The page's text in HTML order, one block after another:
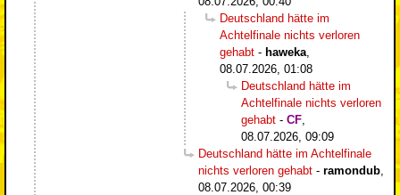
Deutschland hätte im
Achtelfinale nichts verloren
gehabt - haweka
08.07.2026, 01:08
Deutschland hätte im
Achtelfinale nichts verloren
gehabt - CF
08.07.2026, 09:09
Deutschland hätte im Achtelfinale
nichts verloren gehabt - ramondub
08.07.2026, 00:39